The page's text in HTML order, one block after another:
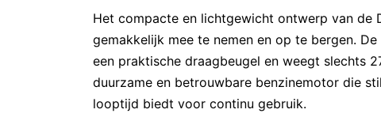
Het compacte en lichtgewicht ontwerp van de
gemakkelijk mee te nemen en op te bergen.
een praktische draagbeugel en weegt slechts
duurzame en betrouwbare benzinemotor die
looptijd biedt voor continu gebruik.